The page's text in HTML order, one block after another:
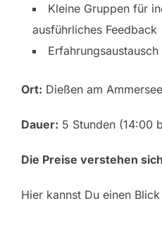
Kleine Gruppen für
ausführliches Feedback
Ort: Dießen am Ammersee
Dauer: 5 Stunden (14:00
Die Preise verstehen
Hier kannst Du einen